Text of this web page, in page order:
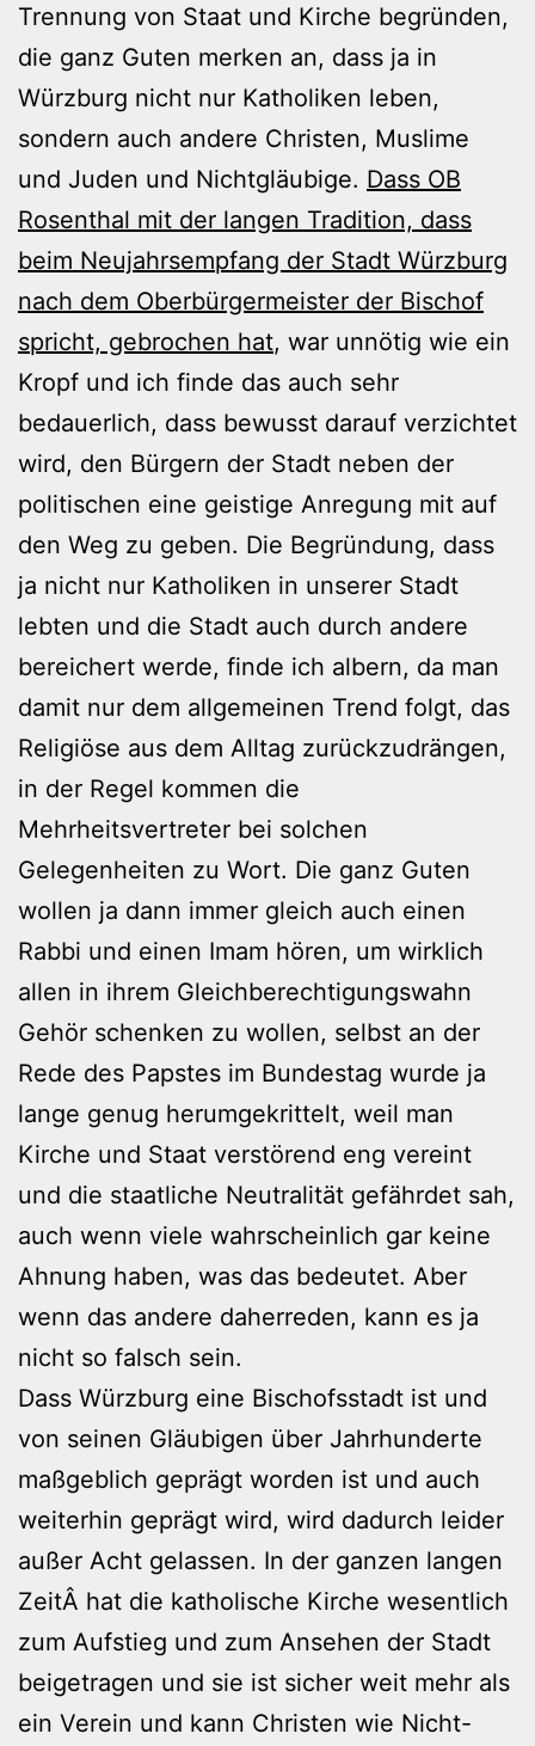
Trennung von Staat und Kirche begründen,
die ganz Guten merken an, dass ja in
Würzburg nicht nur Katholiken leben,
sondern auch andere Christen, Muslime
und Juden und Nichtgläubige. Dass OB
Rosenthal mit der langen Tradition, dass
beim Neujahrsempfang der Stadt Würzburg
nach dem Oberbürgermeister der Bischof
spricht, gebrochen hat, war unnötig wie ein
Kropf und ich finde das auch sehr
bedauerlich, dass bewusst darauf verzichtet
wird, den Bürgern der Stadt neben der
politischen eine geistige Anregung mit auf
den Weg zu geben. Die Begründung, dass
ja nicht nur Katholiken in unserer Stadt
lebten und die Stadt auch durch andere
bereichert werde, finde ich albern, da man
damit nur dem allgemeinen Trend folgt, das
Religiöse aus dem Alltag zurückzudrängen,
in der Regel kommen die
Mehrheitsvertreter bei solchen
Gelegenheiten zu Wort. Die ganz Guten
wollen ja dann immer gleich auch einen
Rabbi und einen Imam hören, um wirklich
allen in ihrem Gleichberechtigungswahn
Gehör schenken zu wollen, selbst an der
Rede des Papstes im Bundestag wurde ja
lange genug herumgekrittelt, weil man
Kirche und Staat verstörend eng vereint
und die staatliche Neutralität gefährdet sah,
auch wenn viele wahrscheinlich gar keine
Ahnung haben, was das bedeutet. Aber
wenn das andere daherreden, kann es ja
nicht so falsch sein.
Dass Würzburg eine Bischofsstadt ist und
von seinen Gläubigen über Jahrhunderte
maßgeblich geprägt worden ist und auch
weiterhin geprägt wird, wird dadurch leider
außer Acht gelassen. In der ganzen langen
ZeitÂ hat die katholische Kirche wesentlich
zum Aufstieg und zum Ansehen der Stadt
beigetragen und sie ist sicher weit mehr als
ein Verein und kann Christen wie Nicht-